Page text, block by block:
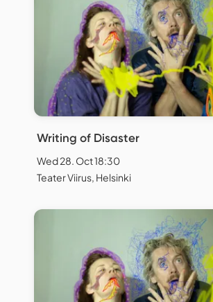
Writing of Disaster
Wed 28. Oct 18:30
Teater Viirus, Helsinki